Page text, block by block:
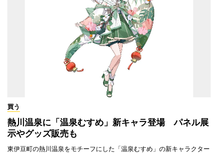
買う
熱川温泉に「温泉むすめ」新キャラ登場 パネル展
示やグッズ販売も
東伊豆町の熱川温泉をモチーフにした「温泉むすめ」の新キャラクター